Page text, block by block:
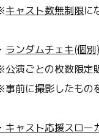
キャスト数無制限に
・ ランダムチェキ(個別
公演ごとの枚数限定
事前に撮影したもの
・キャスト応援スロ